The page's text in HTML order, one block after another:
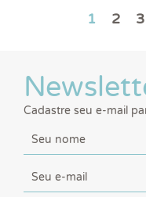
1 2 3
Cadastre seu e-mail